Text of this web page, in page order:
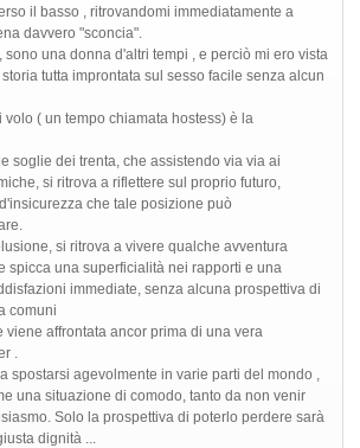
il basso , ritrovandomi immediatamente a
davvero "sconcia".
sono una donna d'altri tempi , e perciò mi ero vista
tutta improntata sul sesso facile senza alcun
volo ( un tempo chiamata hostess) è la
soglie dei trenta, che assistendo via via ai
si ritrova a riflettere sul proprio futuro,
che tale posizione può
si ritrova a vivere qualche avventura
spicca una superficialità nei rapporti e una
immediate, senza alcuna prospettiva di
comuni
viene affrontata ancor prima di una vera
.
spostarsi agevolmente in varie parti del mondo ,
una situazione di comodo, tanto da non venir
Solo la prospettiva di poterlo perdere sarà
dignità ...